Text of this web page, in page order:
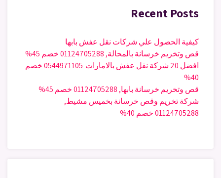
Recent Posts
كيفية الحصول علي شركات نقل عفش بابها
قص وتخريم خرسانة بالمحالة, 01124705288 خصم 45%
افضل 20 شركة نقل عفش بالامارات-0544971105 خصم
40%
قص وتخريم خرسانة بابها, 01124705288 خصم 45%
شركة تخريم وقص خرسانة بخميس مشيط,
01124705288 خصم 40%